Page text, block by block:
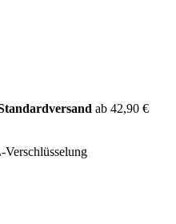
ab 42,90 €
Verschlüsselung